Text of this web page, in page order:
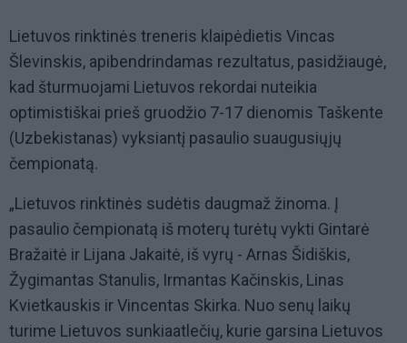
Lietuvos rinktinės treneris klaipėdietis Vincas
Šlevinskis, apibendrindamas rezultatus, pasidžiaugė,
kad šturmuojami Lietuvos rekordai nuteikia
optimistiškai prieš gruodžio 7-17 dienomis Taškente
(Uzbekistanas) vyksiantį pasaulio suaugusiųjų
čempionatą.
„Lietuvos rinktinės sudėtis daugmaž žinoma. Į
pasaulio čempionatą iš moterų turėtų vykti Gintarė
Bražaitė ir Lijana Jakaitė, iš vyrų - Arnas Šidiškis,
Žygimantas Stanulis, Irmantas Kačinskis, Linas
Kvietkauskis ir Vincentas Skirka. Nuo senų laikų
turime Lietuvos sunkiaatlečių, kurie garsina Lietuvos